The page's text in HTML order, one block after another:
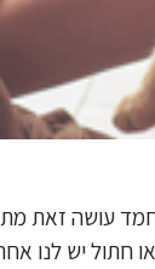
עושה זאת
חתול יש לנו